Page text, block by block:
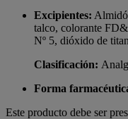
Excipientes:
talco, colorante
Nº 5, dióxido de
Clasificación:
Forma
Este producto debe ser